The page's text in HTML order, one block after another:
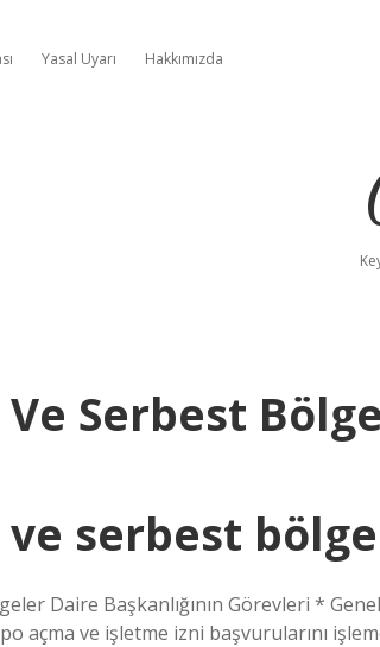
Yasal Uyarı Hakkımızda
Serbest
serbest
Daire Başkanlığının Görevleri *
açma ve işletme izni başvurularını